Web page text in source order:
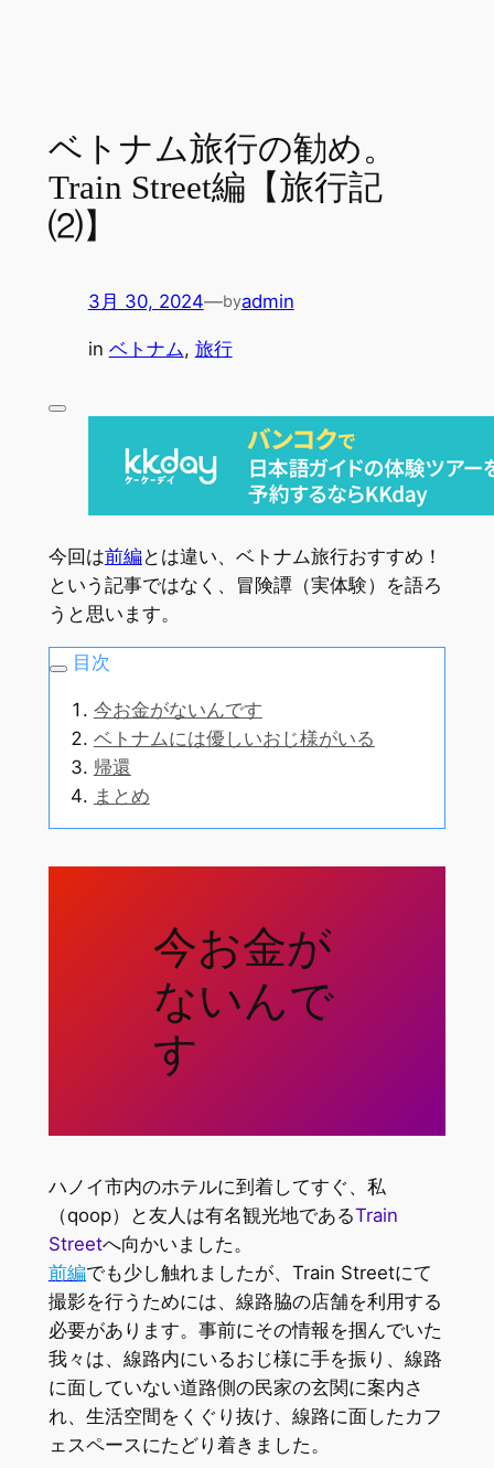
ベトナム旅行の勧め。
Train Street編【旅行記
⑵】
3月 30, 2024—byadmin
in ベトナム, 旅行
今回は前編 とは違い、ベトナム旅行おすすめ！
という記事ではなく、冒険譚（実体験）を語ろ
うと思います。
目次
今お金がないんです
ベトナムには優しいおじ様がいる
帰還
まとめ
今お金が
ないんで
す
ハノイ市内のホテルに到着してすぐ、私
（qoop）と友人は有名観光地であるTrain
Streetへ向かいました。
前編でも少し触れましたが、Train Streetにて
撮影を行うためには、線路脇の店舗を利用する
必要があります。事前にその情報を掴んでいた
我々は、線路内にいるおじ様に手を振り、線路
に面していない道路側の民家の玄関に案内さ
れ、生活空間をくぐり抜け、線路に面したカフ
ェスペースにたどり着きました。